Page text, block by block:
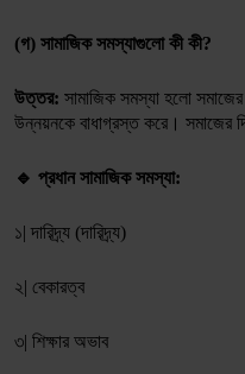
(গ) সামাজিক সমস্যাগুলো কী কী?
উত্তর: সামাজিক সমস্যা হলো
উন্নয়নকে বাধাগ্রস্ত করে। সমাজের
🔹 প্রধান সামাজিক সমস্যা:
১️| দারিদ্র্য (দারিদ্র্য)
২️| বেকারত্ব
৩️| শিক্ষার অভাব